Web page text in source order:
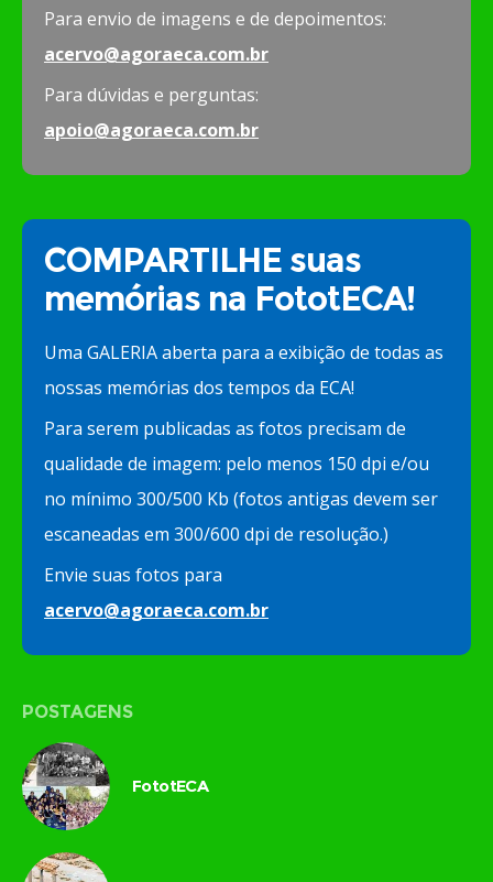
Para envio de imagens e de depoimentos:
acervo@agoraeca.com.br
Para dúvidas e perguntas:
apoio@agoraeca.com.br
COMPARTILHE suas
memórias na FototECA!
Uma GALERIA aberta para a exibição de todas as
nossas memórias dos tempos da ECA!
Para serem publicadas as fotos precisam de
qualidade de imagem: pelo menos 150 dpi e/ou
no mínimo 300/500 Kb (fotos antigas devem ser
escaneadas em 300/600 dpi de resolução.)
Envie suas fotos para
acervo@agoraeca.com.br
POSTAGENS
FototECA